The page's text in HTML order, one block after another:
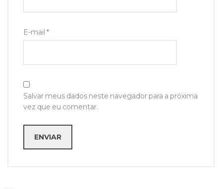
E-mail *
Salvar meus dados neste navegador para a próxima
vez que eu comentar.